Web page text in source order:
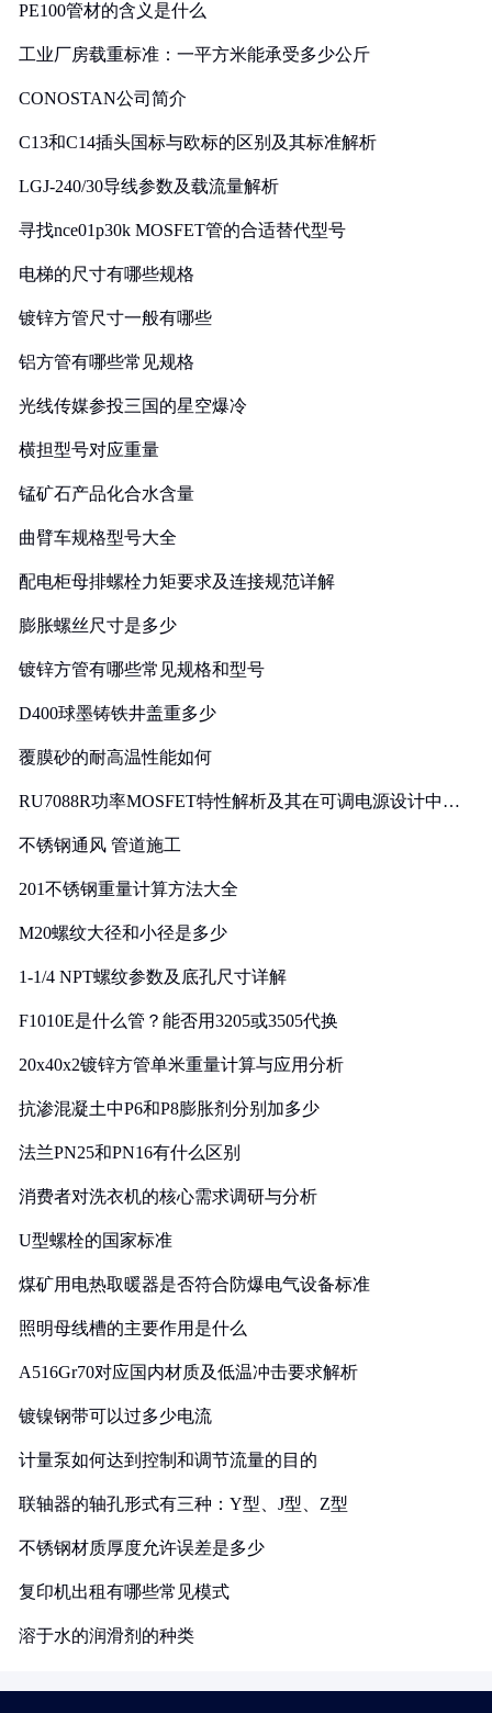
PE100管材的含义是什么
工业厂房载重标准：一平方米能承受多少公斤
CONOSTAN公司简介
C13和C14插头国标与欧标的区别及其标准解析
LGJ-240/30导线参数及载流量解析
寻找nce01p30k MOSFET管的合适替代型号
电梯的尺寸有哪些规格
镀锌方管尺寸一般有哪些
铝方管有哪些常见规格
光线传媒参投三国的星空爆冷
横担型号对应重量
锰矿石产品化合水含量
曲臂车规格型号大全
配电柜母排螺栓力矩要求及连接规范详解
膨胀螺丝尺寸是多少
镀锌方管有哪些常见规格和型号
D400球墨铸铁井盖重多少
覆膜砂的耐高温性能如何
RU7088R功率MOSFET特性解析及其在可调电源设计中的
不锈钢通风 管道施工
201不锈钢重量计算方法大全
M20螺纹大径和小径是多少
1-1/4 NPT螺纹参数及底孔尺寸详解
F1010E是什么管？能否用3205或3505代换
20x40x2镀锌方管单米重量计算与应用分析
抗渗混凝土中P6和P8膨胀剂分别加多少
法兰PN25和PN16有什么区别
消费者对洗衣机的核心需求调研与分析
U型螺栓的国家标准
煤矿用电热取暖器是否符合防爆电气设备标准
照明母线槽的主要作用是什么
A516Gr70对应国内材质及低温冲击要求解析
镀镍钢带可以过多少电流
计量泵如何达到控制和调节流量的目的
联轴器的轴孔形式有三种：Y型、J型、Z型
不锈钢材质厚度允许误差是多少
复印机出租有哪些常见模式
溶于水的润滑剂的种类